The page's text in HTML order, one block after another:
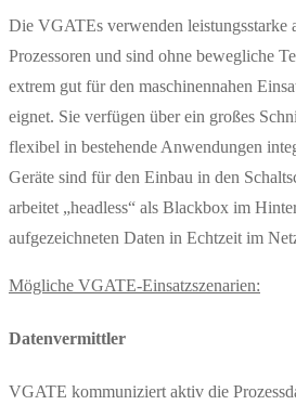
Die VGATEs verwenden leistungsstarke
Prozessoren und sind ohne bewegliche
extrem gut für den maschinennahen
eignet. Sie verfügen über ein großes
flexibel in bestehende Anwendungen
Geräte sind für den Einbau in den
arbeitet „headless“ als Blackbox im
aufgezeichneten Daten in Echtzeit im
Mögliche VGATE-Einsatzszenarien:
Datenvermittler
VGATE kommuniziert aktiv die